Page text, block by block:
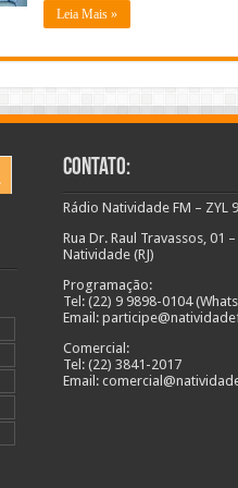
Leia Mais »
Contato:
Rádio Natividade FM – ZYL
Rua Dr. Raul Travassos, 01
Natividade (RJ)
Programação:
Tel: (22) 9 9898-0104
Email:
Comercial:
Tel: (22) 3841-2017
Email: